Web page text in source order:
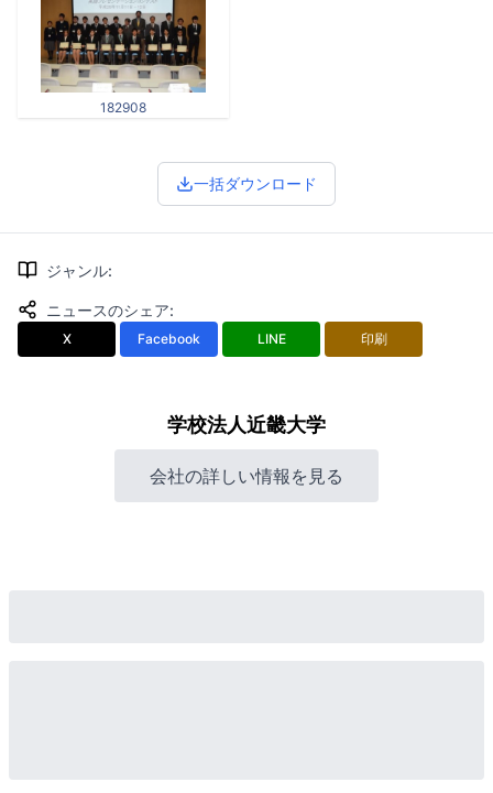
182908
一括ダウンロード
ジャンル:
ニュースのシェア:
X Facebook LINE 印刷
学校法人近畿大学
会社の詳しい情報を見る